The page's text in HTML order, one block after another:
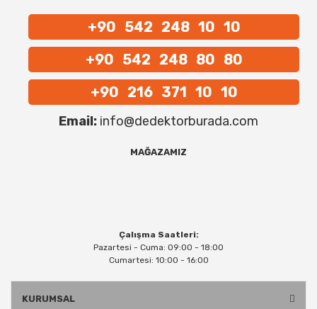
+90 542 248 10 10
+90 542 248 80 80
+90 216 371 10 10
Email: info@dedektorburada.com
MAĞAZAMIZ
Çalışma Saatleri:
Pazartesi - Cuma: 09:00 - 18:00
Cumartesi: 10:00 - 16:00
KURUMSAL